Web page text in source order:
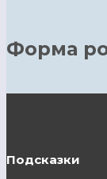
Форма
Подсказки